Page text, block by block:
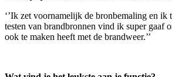
‘’Ik zet voornamelijk de bronbemaling en ik
testen van brandbronnen vind ik super gaaf
ook te maken heeft met de brandweer.’’